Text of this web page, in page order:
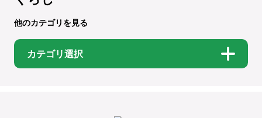
他のカテゴリを見る
カテゴリ選択